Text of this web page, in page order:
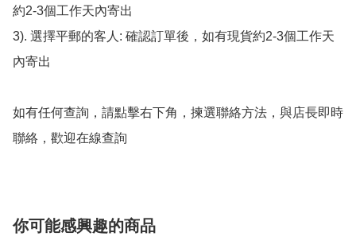
約2-3個工作天內寄出
3). 選擇平郵的客人: 確認訂單後，如有現貨約2-3個工作天
內寄出
如有任何查詢，請點擊右下角，揀選聯絡方法，與店長即時
聯絡，歡迎在線查詢
你可能感興趣的商品